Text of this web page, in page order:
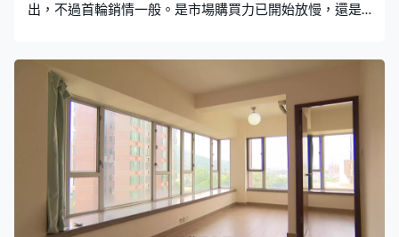
出，不過首輪銷情一般。是市場購買力已開始放慢，還是